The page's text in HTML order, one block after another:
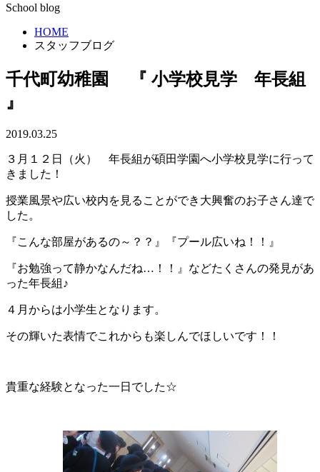
School blog
HOME
スタッフブログ
千代町幼稚園 『 小学校見学 年長組
』
2019.03.25
３月１２日（火） 年長組が碩田学園へ小学校見学に行って
きました！
授業風景や広い校内を見ることができ大興奮のお子さん達で
した。
『こんな部屋があるの～？？』『プール広いね！！』
『お勉強って静かなんだね…！！』などたくさんの発見があ
った年長組♪
４月からは小学生となります。
その輝いた表情でこれからも楽しんでほしいです！！
貴重な経験となった一日でした☆